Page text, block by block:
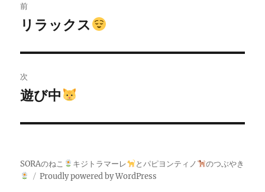
稿
ビ
ゲ
ー
ョ
前
前
投
稿:
リラックス
次
次
投
遊び中
SORAのねこ キジトラマーレ とパピヨンティノ
のつぶやき
Proudly powered by WordPress